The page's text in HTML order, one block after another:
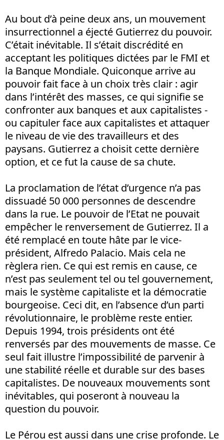
Au bout d’à peine deux ans, un mouvement
insurrectionnel a éjecté Gutierrez du pouvoir.
C’était inévitable. Il s’était discrédité en
acceptant les politiques dictées par le FMI et
la Banque Mondiale. Quiconque arrive au
pouvoir fait face à un choix très clair : agir
dans l’intérêt des masses, ce qui signifie se
confronter aux banques et aux capitalistes -
ou capituler face aux capitalistes et attaquer
le niveau de vie des travailleurs et des
paysans. Gutierrez a choisit cette dernière
option, et ce fut la cause de sa chute.
La proclamation de l’état d’urgence n’a pas
dissuadé 50 000 personnes de descendre
dans la rue. Le pouvoir de l’Etat ne pouvait
empêcher le renversement de Gutierrez. Il a
été remplacé en toute hâte par le vice-
président, Alfredo Palacio. Mais cela ne
règlera rien. Ce qui est remis en cause, ce
n’est pas seulement tel ou tel gouvernement,
mais le système capitaliste et la démocratie
bourgeoise. Ceci dit, en l’absence d’un parti
révolutionnaire, le problème reste entier.
Depuis 1994, trois présidents ont été
renversés par des mouvements de masse. Ce
seul fait illustre l’impossibilité de parvenir à
une stabilité réelle et durable sur des bases
capitalistes. De nouveaux mouvements sont
inévitables, qui poseront à nouveau la
question du pouvoir.
Le Pérou est aussi dans une crise profonde. Le